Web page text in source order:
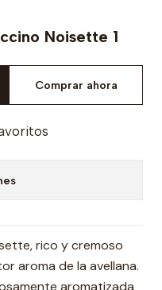
Noisette 1
Comprar ahora
rico y cremoso
aroma de la avellana.
aromatizada